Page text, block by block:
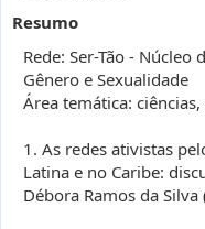
Resumo
Rede: Ser-Tão - Núcleo
Gênero e Sexualidade
Área temática:
1. As redes ativistas
Latina e no Caribe:
Débora Ramos da Silva